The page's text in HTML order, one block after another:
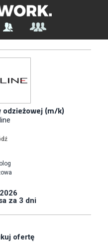
Retail &
ofertami w branży.
odzieżowej (m/k)
za 3 dni
ofertę